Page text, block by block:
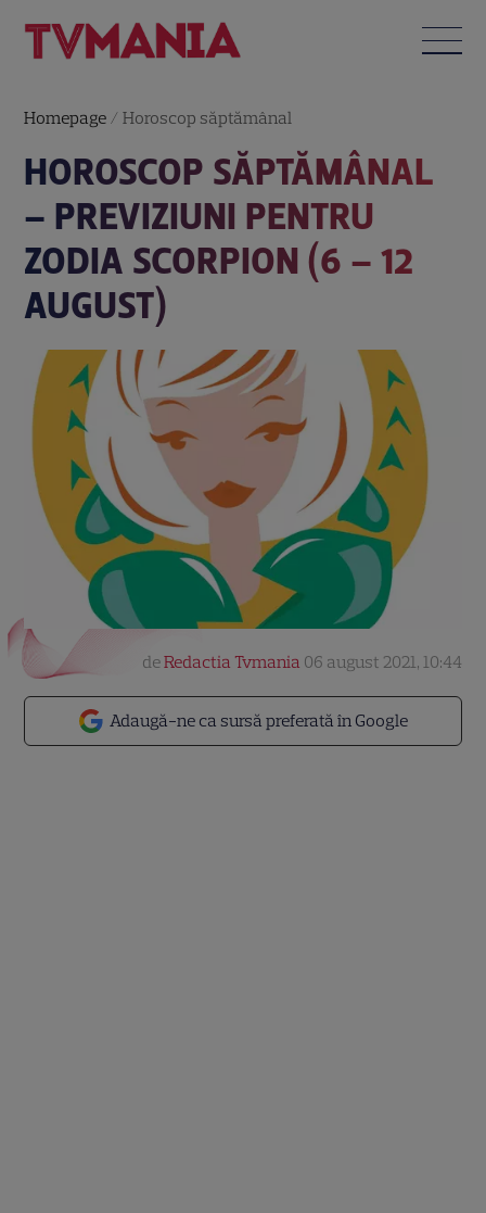
Homepage /Horoscop săptămânal
HOROSCOP SĂPTĂMÂNAL
– PREVIZIUNI PENTRU
ZODIA SCORPION (6 – 12
AUGUST)
Adaugă-ne ca sursă preferată în Google
deRedactia Tvmania 06 august 2021, 10:44